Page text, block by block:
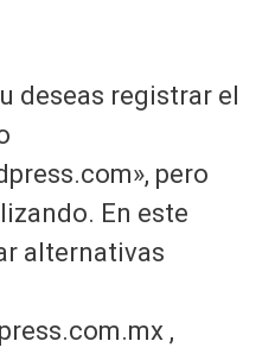
deseas registrar el
pero
En este
alternativas
,